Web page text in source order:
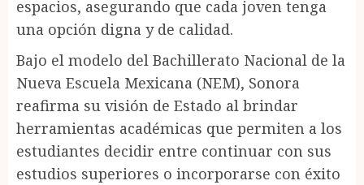
espacios, asegurando que cada joven tenga
una opción digna y de calidad.
Bajo el modelo del Bachillerato Nacional de la
Nueva Escuela Mexicana (NEM), Sonora
reafirma su visión de Estado al brindar
herramientas académicas que permiten a los
estudiantes decidir entre continuar con sus
estudios superiores o incorporarse con éxito